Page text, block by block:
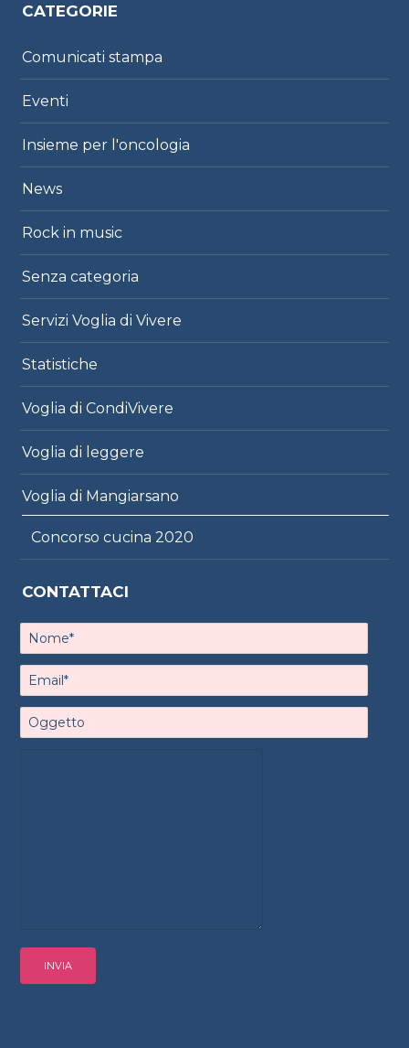
CATEGORIE
Comunicati stampa
Eventi
Insieme per l'oncologia
News
Rock in music
Senza categoria
Servizi Voglia di Vivere
Statistiche
Voglia di CondiVivere
Voglia di leggere
Voglia di Mangiarsano
Concorso cucina 2020
CONTATTACI